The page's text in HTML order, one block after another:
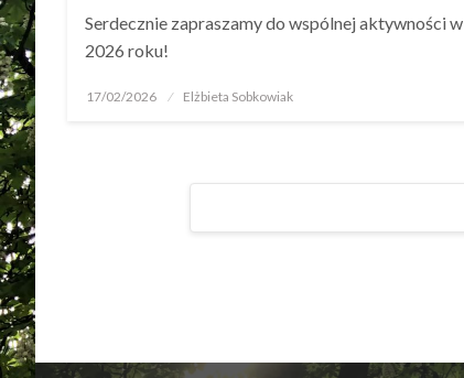
Serdecznie zapraszamy do wspólnej aktywności w
2026 roku!
17/02/2026 Elżbieta Sobkowiak